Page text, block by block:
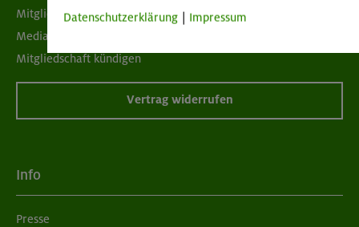
Mitgliedermagazin alpinwelt
Mediadaten
Mitgliedschaft kündigen
Vertrag widerrufen
Info
Presse
Datenschutzerklärung Impressum